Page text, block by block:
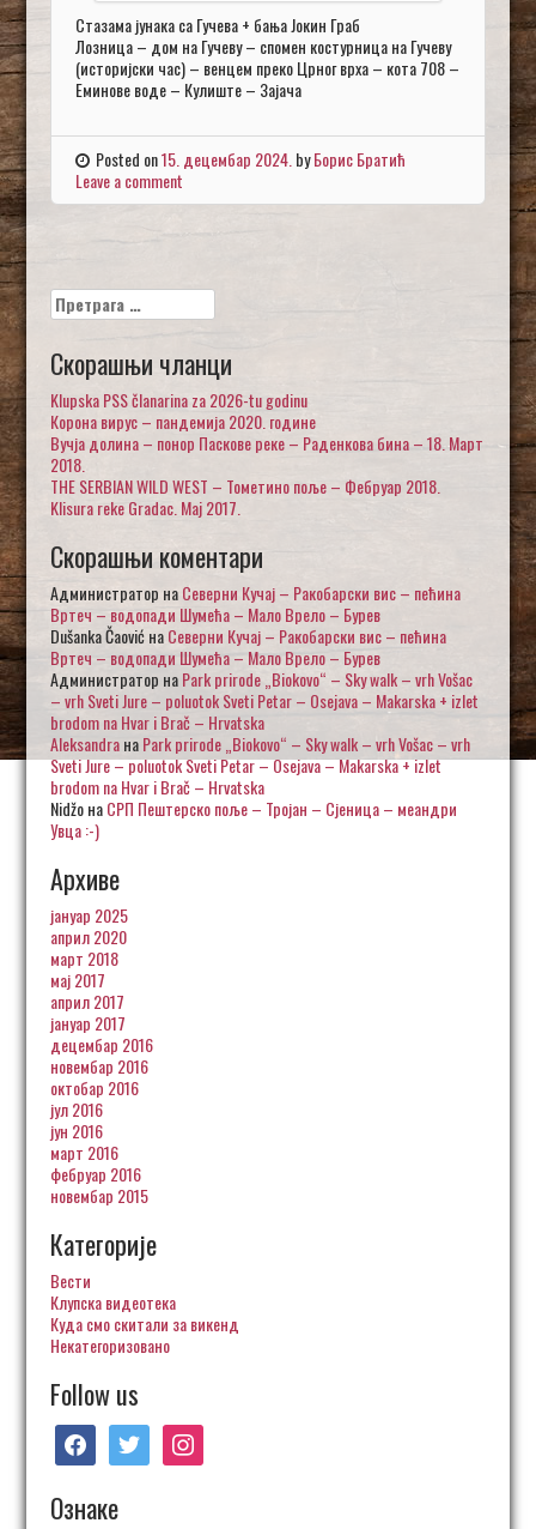
Стазама јунака са Гучева + бања Јокин Граб
Лозница – дом на Гучеву – спомен костурница на Гучеву
(историјски час) – венцем преко Црног врха – кота 708 –
Еминове воде – Кулиште – Зајача
Posted on15. децембар 2024. byБорис Братић
Leave a comment
Претрага
за:
Скорашњи чланци
Klupska PSS članarina za 2026-tu godinu
Корона вирус – пандемија 2020. године
Вучја долина – понор Паскове реке – Раденкова бина – 18. Март
2018.
THE SERBIAN WILD WEST – Тометино поље – Фебруар 2018.
Klisura reke Gradac. Maj 2017.
Скорашњи коментари
Администратор наСеверни Кучај – Ракобарски вис – пећина
Вртеч – водопади Шумећа – Мало Врело – Бурев
Dušanka ČaovićнаСеверни Кучај – Ракобарски вис – пећина
Вртеч – водопади Шумећа – Мало Врело – Бурев
Администратор наPark prirode „Biokovo“ – Sky walk – vrh Vošac
– vrh Sveti Jure – poluotok Sveti Petar – Osejava – Makarska + izlet
brodom na Hvar i Brač – Hrvatska
AleksandraнаPark prirode „Biokovo“ – Sky walk – vrh Vošac – vrh
Sveti Jure – poluotok Sveti Petar – Osejava – Makarska + izlet
brodom na Hvar i Brač – Hrvatska
NidžoнаСРП Пештерско поље – Тројан – Сјеница – меандри
Увца :-)
Архиве
јануар 2025
април 2020
март 2018
мај 2017
април 2017
јануар 2017
децембар 2016
новембар 2016
октобар 2016
јул 2016
јун 2016
март 2016
фебруар 2016
новембар 2015
Категорије
Вести
Клупска видеотека
Куда смо скитали за викенд
Некатегоризовано
Follow us
facebooktwitter instagram
Ознаке